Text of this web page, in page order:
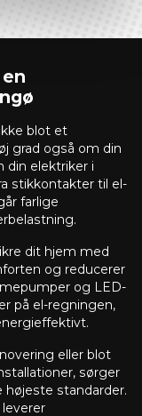
blot et
grad også om din
din elektriker i
stikkontakter til el-
farlige
dit hjem med
og reducerer
og LED-
på el-regningen,
eller blot
sørger
højeste standarder.